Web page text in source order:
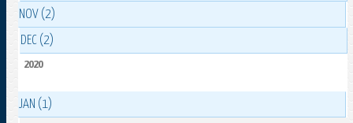
NOV (2)
DEC (2)
2020
JAN (1)